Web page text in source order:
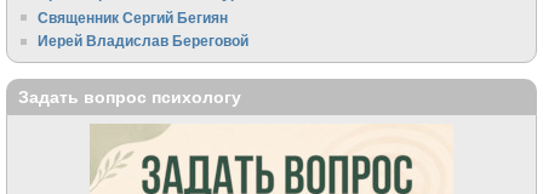
Священник Сергий Бегиян
Иерей Владислав Береговой
Задать вопрос психологу